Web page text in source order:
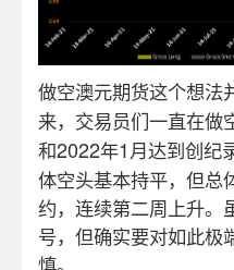
做空澳元期货这个想法
来，交易员们一直在做
和2022年1 月达到创纪
体空头基本持平，但总
约，连续第二周上升。
号，但确实要对如此极
慎。